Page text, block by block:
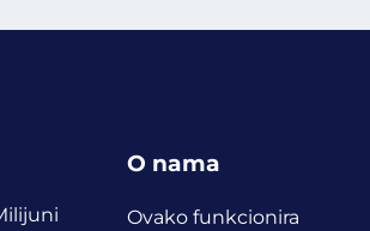
O nama
Ovako funkcionira